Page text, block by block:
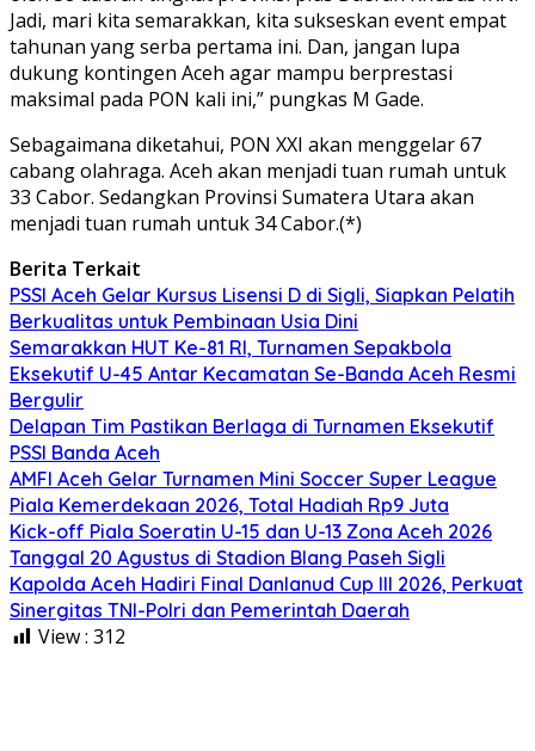
Jadi, mari kita semarakkan, kita sukseskan event empat
tahunan yang serba pertama ini. Dan, jangan lupa
dukung kontingen Aceh agar mampu berprestasi
maksimal pada PON kali ini,” pungkas M Gade.
Sebagaimana diketahui, PON XXI akan menggelar 67
cabang olahraga. Aceh akan menjadi tuan rumah untuk
33 Cabor. Sedangkan Provinsi Sumatera Utara akan
menjadi tuan rumah untuk 34 Cabor.(*)
Berita Terkait
PSSI Aceh Gelar Kursus Lisensi D di Sigli, Siapkan Pelatih
Berkualitas untuk Pembinaan Usia Dini
Semarakkan HUT Ke-81 RI, Turnamen Sepakbola
Eksekutif U-45 Antar Kecamatan Se-Banda Aceh Resmi
Bergulir
Delapan Tim Pastikan Berlaga di Turnamen Eksekutif
PSSI Banda Aceh
AMFI Aceh Gelar Turnamen Mini Soccer Super League
Piala Kemerdekaan 2026, Total Hadiah Rp9 Juta
Kick-off Piala Soeratin U-15 dan U-13 Zona Aceh 2026
Tanggal 20 Agustus di Stadion Blang Paseh Sigli
Kapolda Aceh Hadiri Final Danlanud Cup III 2026, Perkuat
Sinergitas TNI-Polri dan Pemerintah Daerah
View : 312